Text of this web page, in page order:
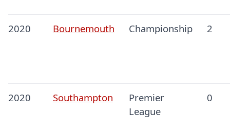
2020 Bournemouth Championship 2
2020 Southampton
Premier
League
0